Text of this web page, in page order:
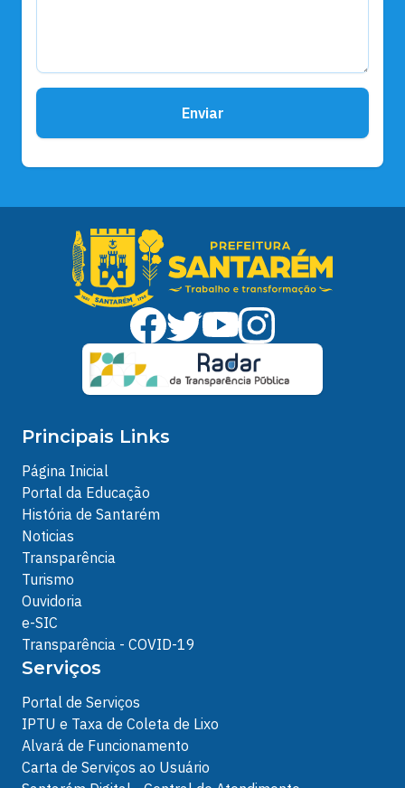
Enviar
Principais Links
Página Inicial
Portal da Educação
História de Santarém
Noticias
Transparência
Turismo
Ouvidoria
e-SIC
Transparência - COVID-19
Serviços
Portal de Serviços
IPTU e Taxa de Coleta de Lixo
Alvará de Funcionamento
Carta de Serviços ao Usuário